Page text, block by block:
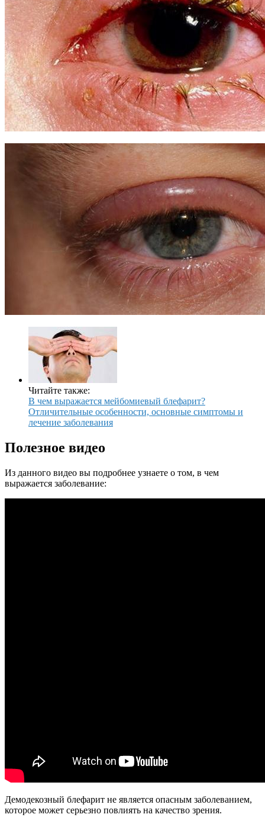
Читайте также:
В чем выражается мейбомиевый блефарит?
Отличительные особенности, основные симптомы и
лечение заболевания
Полезное видео
Из данного видео вы подробнее узнаете о том, в чем
выражается заболевание:
Демодекозный блефарит не является опасным заболеванием,
которое может серьезно повлиять на качество зрения.